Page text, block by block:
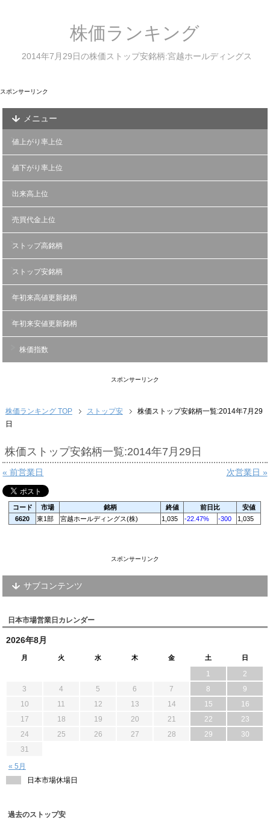
株価ランキング
2014年7月29日の株価ストップ安銘柄:宮越ホールディングス
スポンサーリンク
メニュー
値上がり率上位
値下がり率上位
出来高上位
売買代金上位
ストップ高銘柄
ストップ安銘柄
年初来高値更新銘柄
年初来安値更新銘柄
株価指数
スポンサーリンク
株価ランキング TOP ストップ安
株価ストップ安銘柄一覧:2014年7月29
日
株価ストップ安銘柄一覧:2014年7月29日
« 前営業日 次営業日 »
コード 市場 銘柄 終値 前日比
安値
6620
東1部 宮越ホールディングス(株) 1,035 -22.47% -300 1,035
スポンサーリンク
サブコンテンツ
日本市場営業日カレンダー
2026年8月
月 火 水 木 金 土 日
« 5月
1
2
3
4 5 6 7 8
9
10
11 12 13 14 15
16
17
18 19 20 21 22
23
24
25 26 27 28 29
30
31
日本市場休場日
過去のストップ安